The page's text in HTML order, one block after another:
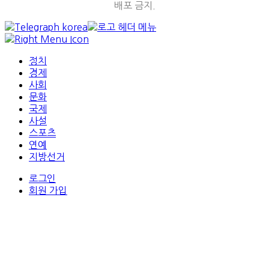
배포 금지.
정치
경제
사회
문화
국제
사설
스포츠
연예
지방선거
로그인
회원 가입